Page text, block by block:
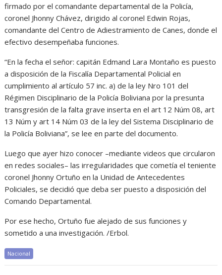
firmado por el comandante departamental de la Policía,
coronel Jhonny Chávez, dirigido al coronel Edwin Rojas,
comandante del Centro de Adiestramiento de Canes, donde el
efectivo desempeñaba funciones.
“En la fecha el señor: capitán Edmand Lara Montaño es puesto
a disposición de la Fiscalía Departamental Policial en
cumplimiento al artículo 57 inc. a) de la ley Nro 101 del
Régimen Disciplinario de la Policía Boliviana por la presunta
transgresión de la falta grave inserta en el art 12 Núm 08, art
13 Núm y art 14 Núm 03 de la ley del Sistema Disciplinario de
la Policía Boliviana”, se lee en parte del documento.
Luego que ayer hizo conocer –mediante videos que circularon
en redes sociales– las irregularidades que cometía el teniente
coronel Jhonny Ortuño en la Unidad de Antecedentes
Policiales, se decidió que deba ser puesto a disposición del
Comando Departamental.
Por ese hecho, Ortuño fue alejado de sus funciones y
sometido a una investigación. /Erbol.
Nacional